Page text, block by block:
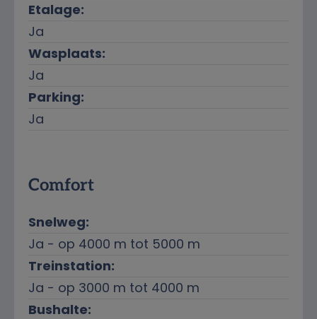
Etalage:
Ja
Wasplaats:
Ja
Parking:
Ja
Comfort
Snelweg:
Ja - op 4000 m tot 5000 m
Treinstation:
Ja - op 3000 m tot 4000 m
Bushalte: